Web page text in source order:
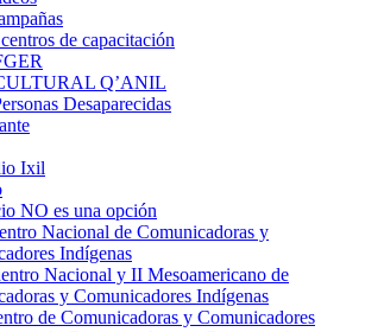
de capacitación
Q’ANIL
Desaparecidas
Ixil
NO es una opción
Nacional de Comunicadoras y
Indígenas
Nacional y II Mesoamericano de
y Comunicadores Indígenas
de Comunicadoras y Comunicadores